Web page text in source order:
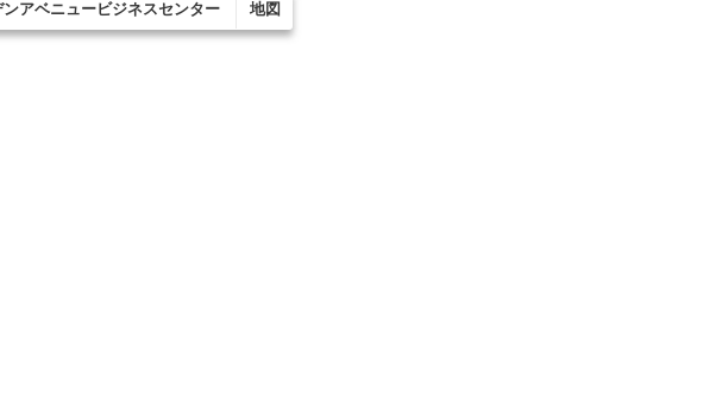
アベニュービジネスセンター 地図